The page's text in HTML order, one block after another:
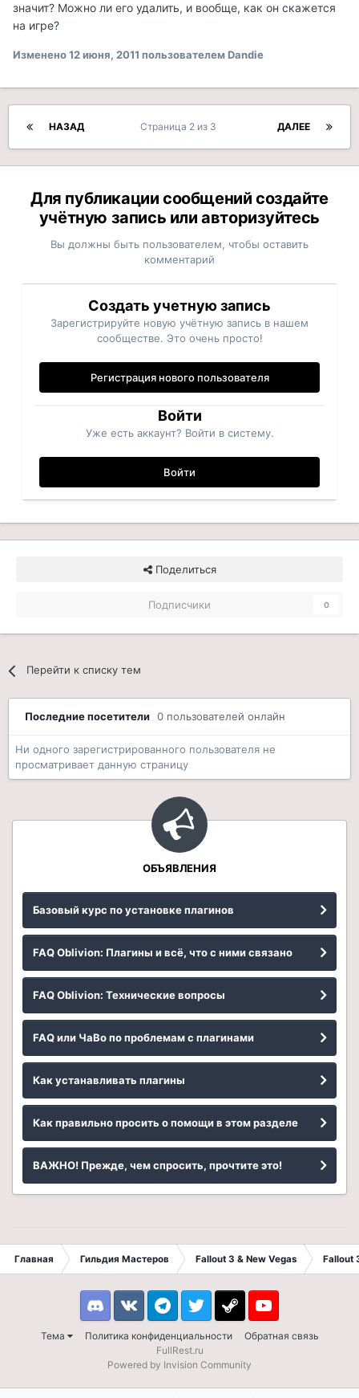
значит? Можно ли его удалить, и вообще, как он скажется
на игре?
Изменено12 июня, 2011 пользователем Dandie
НАЗАД ДАЛЕЕ
Страница 2 из 3
Для публикации сообщений создайте
учётную запись или авторизуйтесь
Вы должны быть пользователем, чтобы оставить
комментарий
Создать учетную запись
Зарегистрируйте новую учётную запись в нашем
сообществе. Это очень просто!
Регистрация нового пользователя
Войти
Уже есть аккаунт? Войти в систему.
Войти
Поделиться
Подписчики 0
Перейти к списку тем
Последние посетители 0 пользователей онлайн
Ни одного зарегистрированного пользователя не
просматривает данную страницу
ОБЪЯВЛЕНИЯ
Базовый курс по установке плагинов
FAQ Oblivion: Плагины и всё, что с ними связано
FAQ Oblivion: Технические вопросы
FAQ или ЧаВо по проблемам с плагинами
Как устанавливать плагины
Как правильно просить о помощи в этом разделе
ВАЖНО! Прежде, чем спросить, прочтите это!
Главная Гильдия Мастеров Fallout 3 & New Vegas Fallout
Тема Политика конфиденциальности Обратная связь
DiscordVK TelegramTwitter Steam Youtube
FullRest.ru
Powered by Invision Community